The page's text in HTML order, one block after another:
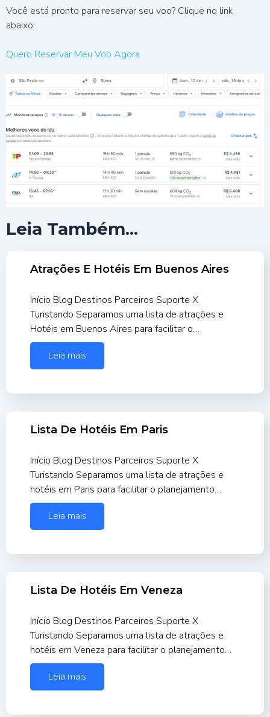
Você está pronto para reservar seu voo? Clique no link
abaixo:
Quero Reservar Meu Voo Agora
Leia Também...
Atrações E Hotéis Em Buenos Aires
Início Blog Destinos Parceiros Suporte X
Turistando Separamos uma lista de atrações e
Hotéis em Buenos Aires para facilitar o…
Leia mais
Lista De Hotéis Em Paris
Início Blog Destinos Parceiros Suporte X
Turistando Separamos uma lista de atrações e
hotéis em Paris para facilitar o planejamento…
Leia mais
Lista De Hotéis Em Veneza
Início Blog Destinos Parceiros Suporte X
Turistando Separamos uma lista de atrações e
hotéis em Veneza para facilitar o planejamento…
Leia mais